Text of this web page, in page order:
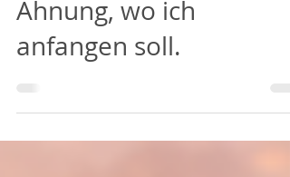
Größerem gerufen –
Ahnung, wo ich
anfangen soll.